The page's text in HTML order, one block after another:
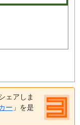
ェアしま
ー 」を是